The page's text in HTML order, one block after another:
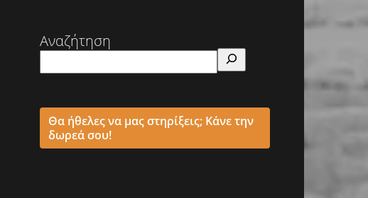
Αναζήτηση
Θα ήθελες να μας στηρίξεις; Κάνε την
δωρεά σου!